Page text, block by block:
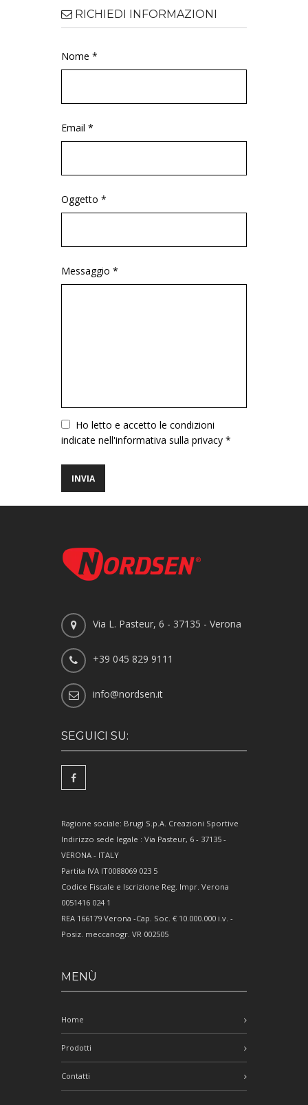
RICHIEDI INFORMAZIONI
Nome *
Email *
Oggetto *
Messaggio *
VuotoHo letto e accetto le condizioni
indicate nell'informativa sulla privacy *
Via L. Pasteur, 6 - 37135 - Verona
+39 045 829 9111
info@nordsen.it
SEGUICI SU:
Ragione sociale: Brugi S.p.A. Creazioni Sportive
Indirizzo sede legale : Via Pasteur, 6 - 37135 -
VERONA - ITALY
Partita IVA IT0088069 023 5
Codice Fiscale e Iscrizione Reg. Impr. Verona
0051416 024 1
REA 166179 Verona -Cap. Soc. € 10.000.000 i.v. -
Posiz. meccanogr. VR 002505
MENÙ
Home
Prodotti
Contatti